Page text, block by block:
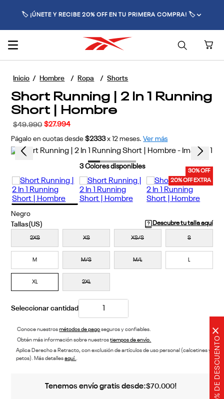
20% DE DESCUENTO
×
🏷️ ¡ÚNETE Y RECIBE 20% OFF EN TU PRIMERA COMPRA! 🏷️
Hombre Ropa Shorts
Short Running | 2 In 1 Running
Short | Hombre
$49.990 $27.994
Págalo en cuotas desde $2333 x 12 meses. Ver más
30% OFF
20% OFF EXTRA
3Colores disponibles
Negro
Descubre tu talla aquí
2XS XS XS/S S
M M/S M/L L
XL 2XL
Conoce nuestrosmétodos de pagoseguros y confiables.
Obtén más información sobre nuestrostiempos de envío.
Aplica Derecho a Retracto, con exclusión de artículos de uso personal (calcetines y
petos). Más detallesaquí..
Tenemos envío gratis desde:$70.000!